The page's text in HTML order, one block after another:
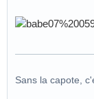
Sans la capote,